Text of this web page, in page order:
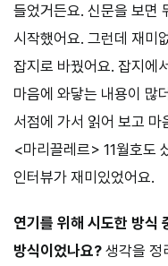
들었거든요. 신문을 보면
시작했어요. 그런데 재미
잡지로 바꿨어요. 잡지에
마음에 와닿는 내용이 많
서점에 가서 읽어 보고 마
<마리끌레르> 11월호도
인터뷰가 재미있었어요.
연기를 위해 시도한 방식
방식이었나요? 생각을 정